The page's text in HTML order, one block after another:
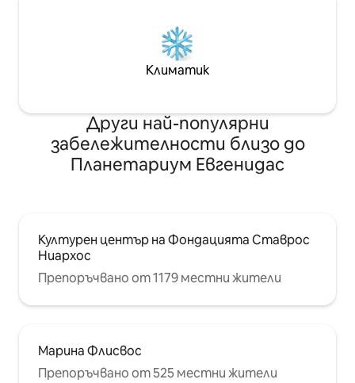
Климатик
Други най-популярни
забележителности близо до
Планетариум Евгенидас
Културен център на Фондацията Ставрос
Ниархос
Препоръчвано от 1179 местни жители
Марина Флисвос
Препоръчвано от 525 местни жители